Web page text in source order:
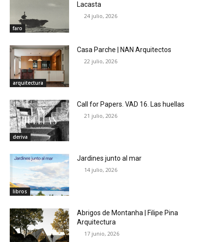
faro
Lacasta
24 julio, 2026
arquitectura
Casa Parche | NAN Arquitectos
22 julio, 2026
deriva
Call for Papers. VAD 16. Las huellas
21 julio, 2026
libros
Jardines junto al mar
14 julio, 2026
Abrigos de Montanha | Filipe Pina
Arquitectura
17 junio, 2026